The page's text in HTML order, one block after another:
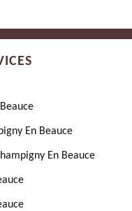
En Beauce
En Beauce